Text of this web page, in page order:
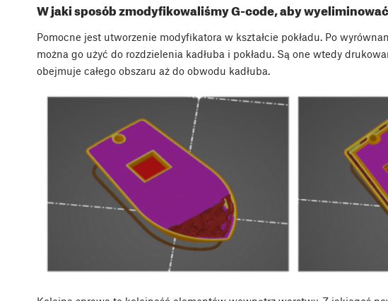
W jaki sposób zmodyfikowaliśmy G-code, aby
Pomocne jest utworzenie modyfikatora w kształcie pokładu. Po
można go użyć do rozdzielenia kadłuba i pokładu. Są one wtedy
obejmuje całego obszaru aż do obwodu kadłuba.